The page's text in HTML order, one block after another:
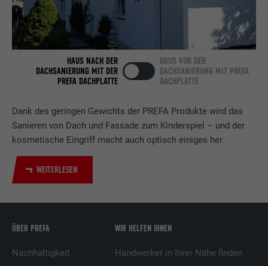
Dank des geringen Gewichts der PREFA Produkte wird das
Sanieren von Dach und Fassade zum Kinderspiel – und der
kosmetische Eingriff macht auch optisch einiges her.
WEITERLESEN
HAUS NACH DER
DACHSANIERUNG MIT DER
PREFA DACHPLATTE
HAUS VOR DER
DACHSANIERUNG MIT PREFA
DACHPLATTE
ÜBER PREFA
Nachhaltigkeit
WIR HELFEN IHNEN
Handwerker in Ihrer Nähe finden
Zweck
LinkedIn für die Verfolgung der
Verwendung von eingebetteten
Dienstleistungen.
bscookie
Laufzeit 2 Jahre
Verwendet vom Social-Networking-Dienst
Verwendung von eingebetteten